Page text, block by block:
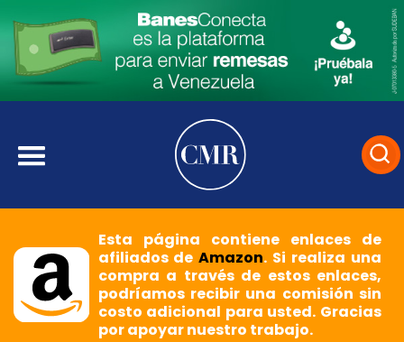
Esta página contiene enlaces de
afiliados deAmazon. Si realiza una
compra a través de estos enlaces,
podríamos recibir una comisión sin
costo adicional para usted. Gracias
por apoyar nuestro trabajo.